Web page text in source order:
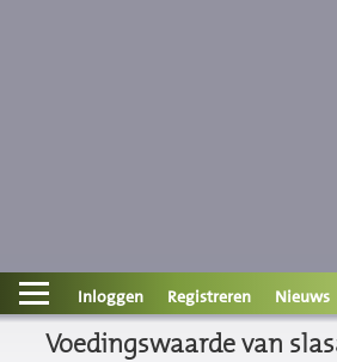
Contact
Informatie
Inloggen Registreren Nieuws
Voedingswaarde van